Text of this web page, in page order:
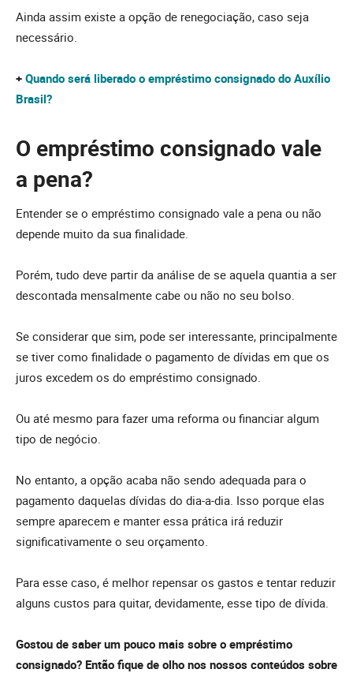
Ainda assim existe a opção de renegociação, caso seja
necessário.
+ Quando será liberado o empréstimo consignado do Auxílio
Brasil?
O empréstimo consignado vale
a pena?
Entender se o empréstimo consignado vale a pena ou não
depende muito da sua finalidade.
Porém, tudo deve partir da análise de se aquela quantia a ser
descontada mensalmente cabe ou não no seu bolso.
Se considerar que sim, pode ser interessante, principalmente
se tiver como finalidade o pagamento de dívidas em que os
juros excedem os do empréstimo consignado.
Ou até mesmo para fazer uma reforma ou financiar algum
tipo de negócio.
No entanto, a opção acaba não sendo adequada para o
pagamento daquelas dívidas do dia-a-dia. Isso porque elas
sempre aparecem e manter essa prática irá reduzir
significativamente o seu orçamento.
Para esse caso, é melhor repensar os gastos e tentar reduzir
alguns custos para quitar, devidamente, esse tipo de dívida.
Gostou de saber um pouco mais sobre o empréstimo
consignado? Então fique de olho nos nossos conteúdos sobre